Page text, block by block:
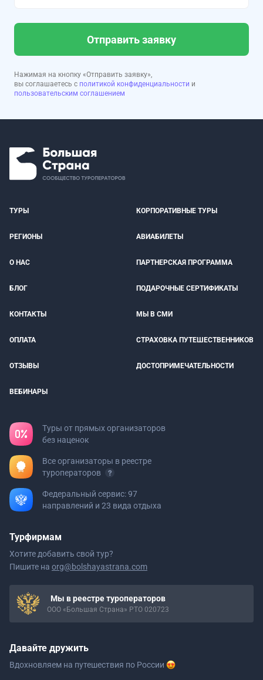
Отправить заявку
Нажимая на кнопку «Отправить заявку»,
вы соглашаетесь с политикой конфиденциальности и
пользовательским соглашением
ТУРЫ КОРПОРАТИВНЫЕ ТУРЫ
РЕГИОНЫ АВИАБИЛЕТЫ
О НАС ПАРТНЕРСКАЯ ПРОГРАММА
БЛОГ ПОДАРОЧНЫЕ СЕРТИФИКАТЫ
КОНТАКТЫ МЫ В СМИ
ОПЛАТА СТРАХОВКА ПУТЕШЕСТВЕННИКОВ
ОТЗЫВЫ ДОСТОПРИМЕЧАТЕЛЬНОСТИ
ВЕБИНАРЫ
Туры от прямых организаторов
без наценок
Все организаторы в реестре
туроператоров
Федеральный сервис: 97
направлений и 23 вида отдыха
Турфирмам
Хотите добавить свой тур?
Пишите на org@bolshayastrana.com
Мы в реестре туроператоров
ООО «Большая Страна» РТО 020723
Давайте дружить
Вдохновляем на путешествия по России